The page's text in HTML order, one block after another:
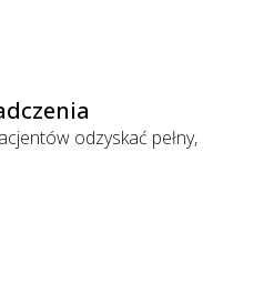
odzyskać pełny,